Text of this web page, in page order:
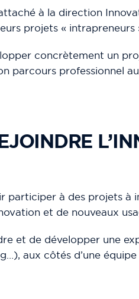
à la direction
projets « intrapreneurs
concrètement un
parcours professionnel
participer à des projets à
et de nouveaux
et de développer une
aux côtés d’une équipe